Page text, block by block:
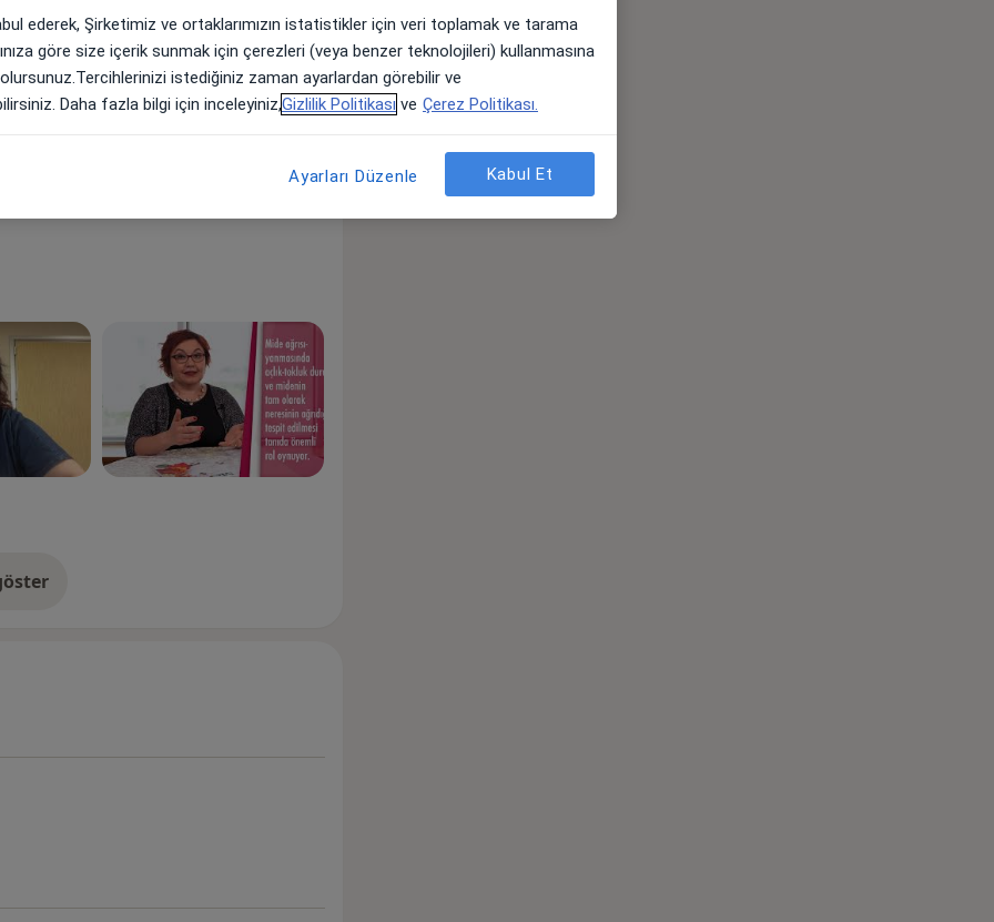
Yolları Hastalıkları
hakkında
ederek, Şirketimiz ve ortaklarımızın istatistikler için veri toplamak ve tarama
göre size içerik sunmak için çerezleri (veya benzer teknolojileri) kullanmasına
istediğiniz zaman ayarlardan görebilir ve
Daha fazla bilgi için inceleyiniz,Gizlilik Politikası ve Çerez Politikası.
Ayarları Düzenle Kabul Et